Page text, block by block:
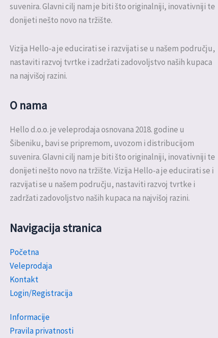
suvenira. Glavni cilj nam je biti što originalniji, inovativniji te
donijeti nešto novo na tržište.
Vizija Hello-a je educirati se i razvijati se u našem području,
nastaviti razvoj tvrtke i zadržati zadovoljstvo naših kupaca
na najvišoj razini.
O nama
Hello d.o.o. je veleprodaja osnovana 2018. godine u
Šibeniku, bavi se pripremom, uvozom i distribucijom
suvenira. Glavni cilj nam je biti što originalniji, inovativniji te
donijeti nešto novo na tržište. Vizija Hello-a je educirati se i
razvijati se u našem području, nastaviti razvoj tvrtke i
zadržati zadovoljstvo naših kupaca na najvišoj razini.
Navigacija stranica
Početna
Veleprodaja
Kontakt
Login/Registracija
Informacije
Pravila privatnosti